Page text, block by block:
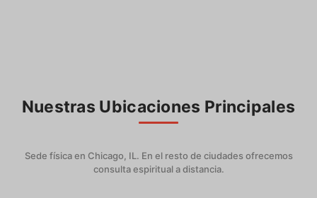
Nuestras Ubicaciones Principales
Sede física en Chicago, IL. En el resto de ciudades ofrecemos
consulta espiritual a distancia.